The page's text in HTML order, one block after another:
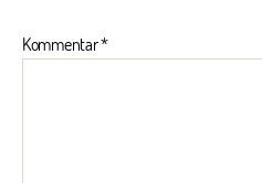
Kommentar*